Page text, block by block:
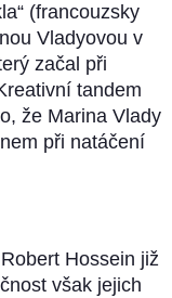
(francouzsky
Vladyovou v
začal při
tandem
že Marina Vlady
při natáčení
Hossein již
však jejich